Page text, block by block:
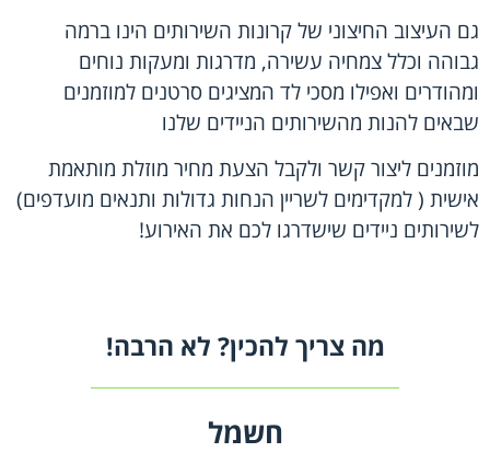
גם העיצוב החיצוני של קרונות השירותים הינו ברמה
גבוהה וכלל צמחיה עשירה, מדרגות ומעקות נוחים
ומהודרים ואפילו מסכי לד המציגים סרטנים למוזמנים
שבאים להנות מהשירותים הניידים שלנו
מוזמנים ליצור קשר ולקבל הצעת מחיר מוזלת מותאמת
אישית ( למקדימים לשריין הנחות גדולות ותנאים מועדפים)
לשירותים ניידים שישדרגו לכם את האירוע!
מה צריך להכין? לא הרבה!
חשמל